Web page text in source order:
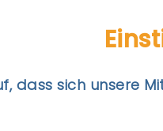
dass sich unsere